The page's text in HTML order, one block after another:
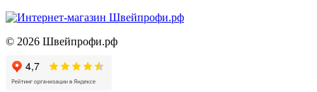
© 2026 Швейпрофи.рф